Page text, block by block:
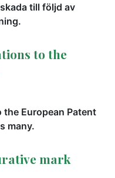
till följd av
to the
European Patent
many.
mark